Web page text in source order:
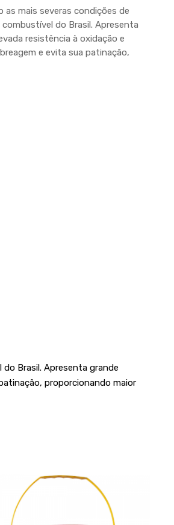
mais severas condições de
do Brasil. Apresenta
resistência à oxidação e
e evita sua patinação,
Brasil. Apresenta grande
proporcionando maior